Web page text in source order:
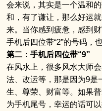
会来说，其实是一个温和
和，有了谦让，那么好运
来。当你感到疲惫，感到
手机后四位带“2”的号码，
第二：手机后四位带“9”
在风水上，很多风水大师
法、改运等，那是因为9是
生、尊荣、财富等。如果
为手机尾号，幸运的话可